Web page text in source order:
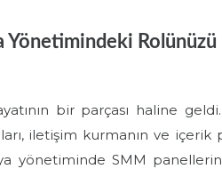
Rolünüzü
bir parçası haline
iletişim kurmanın ve içerik
yönetiminde SMM